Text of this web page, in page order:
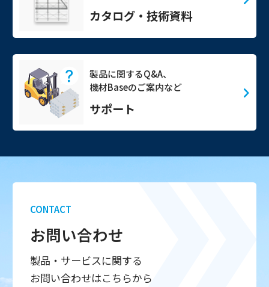
カタログ・技術資料
製品に関するQ&A、
機材Baseのご案内など
サポート
CONTACT
お問い合わせ
製品・サービスに関する
お問い合わせはこちらから